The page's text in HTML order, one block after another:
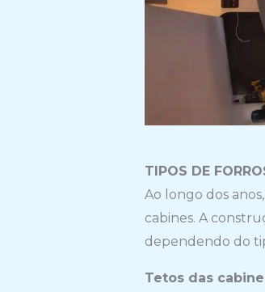
TIPOS DE
Ao longo dos
cabines. A
dependendo do
Tetos das